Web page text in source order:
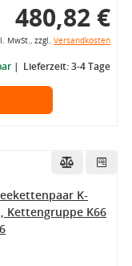
480,82 €
MwSt., zzgl. Versandkosten
Lieferzeit: 3-4 Tage
K-
Kettengruppe K66